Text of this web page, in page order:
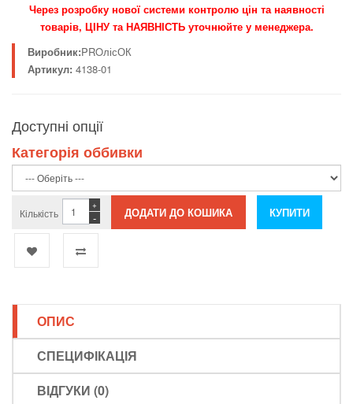
Через розробку нової системи контролю цін та наявності
товарів, ЦІНУ та НАЯВНІСТЬ уточнюйте у менеджера.
Виробник:PROлісОК
Артикул: 4138-01
Доступні опції
Категорія оббивки
Кількість -
+
ОПИС
СПЕЦИФІКАЦІЯ
ВІДГУКИ (0)